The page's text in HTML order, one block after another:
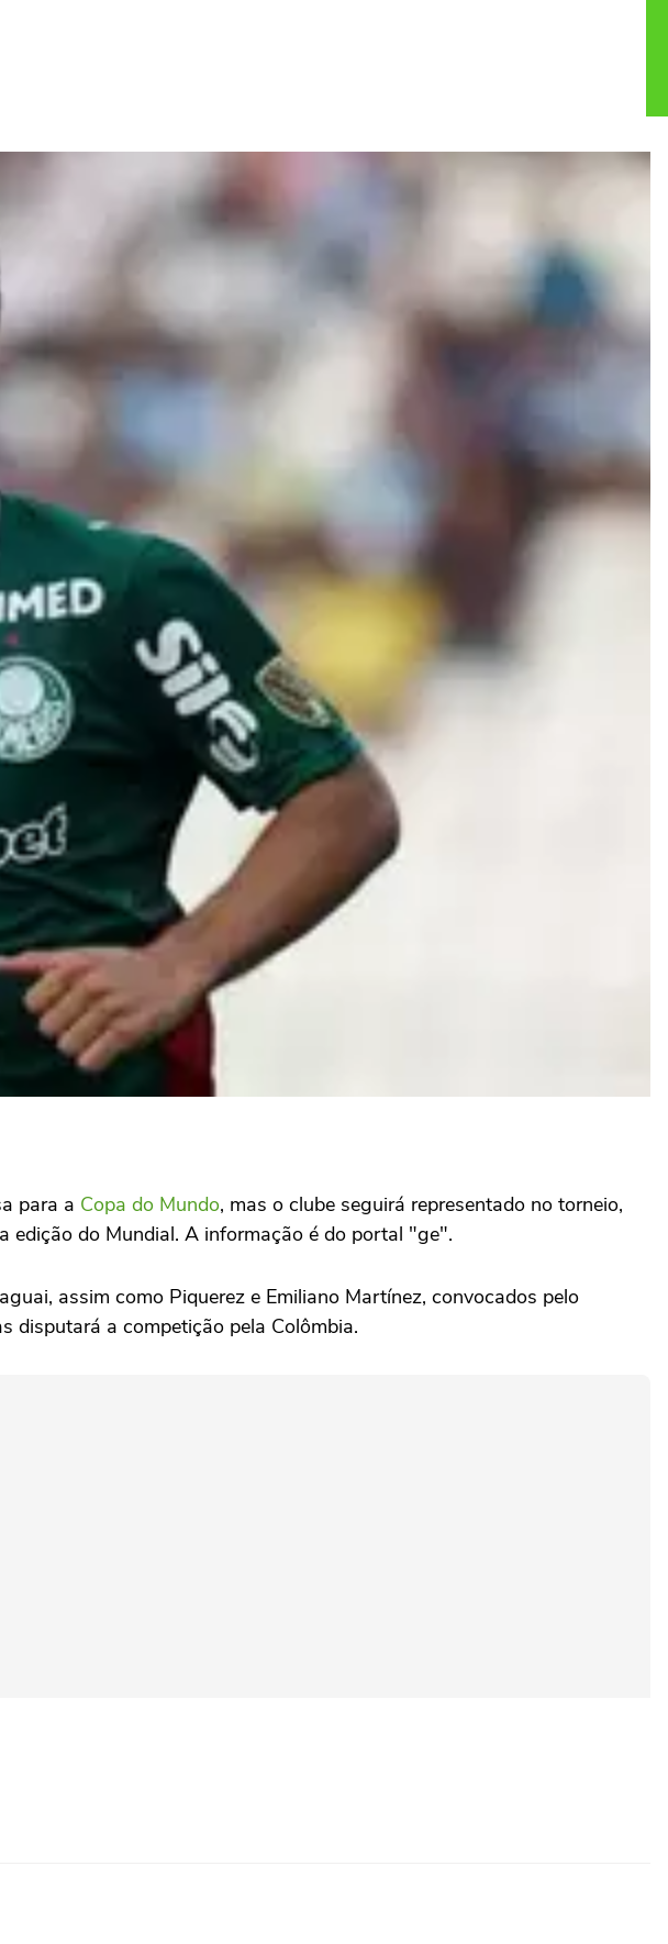
para a Copa do Mundo, mas o clube seguirá representado no torneio,
edição do Mundial. A informação é do portal "ge".
assim como Piquerez e Emiliano Martínez, convocados pelo
disputará a competição pela Colômbia.